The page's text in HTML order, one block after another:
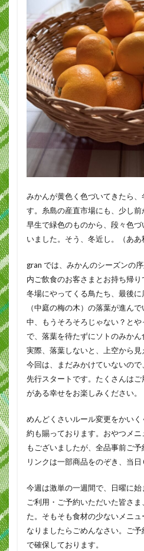
みかんが黄色く色づいてきたら
す。糸島の産直市場にも、少し前
早生で緑色のものから、段々色
いました。そう、冬近し。（ああ
gran では、みかんのシーズンの
内ご飲食のお客さまとお持ち帰
冬場にやってくる鳥たち、最後
（中庭の梅の木）の落葉が進ん
中、もうそろそろじゃない？と
で、落葉を待たずにソトのみかん
実際、落葉しないと、上空から見
今回は、まだみかけていないの
先行スタートです。たくさんは
がある幸せをお楽しみください。
めんどくさいルール変更をかい
約も賜っております。おやつメ
もございましたが、全品事前ご
リンクは一部商品をのぞき、当日
今週は激単の一週間で、日曜に始
ご利用・ご予約いただいた皆さ
た。そもそも食材の少ないメニ
なりましたらごめんなさい。ご
で確保しております。